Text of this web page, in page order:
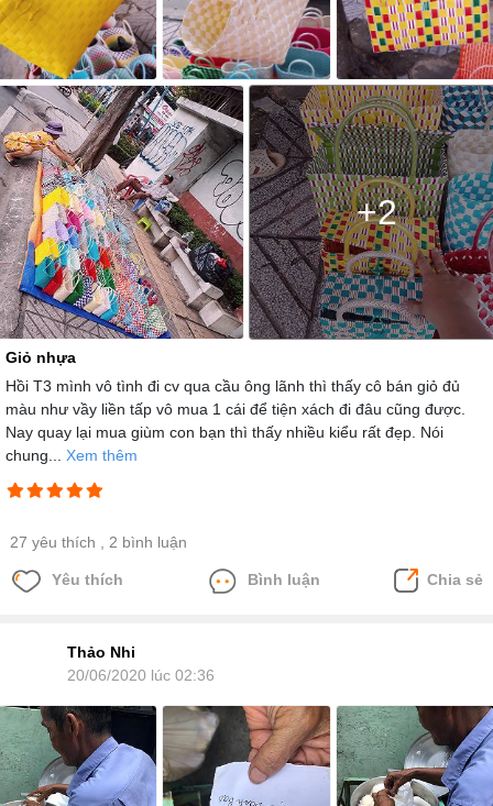
+2
Giỏ nhựa
Hồi T3 mình vô tình đi cv qua cầu ông lãnh thì thấy cô bán giỏ đủ
màu như vầy liền tấp vô mua 1 cái để tiện xách đi đâu cũng được.
Nay quay lại mua giùm con bạn thì thấy nhiều kiểu rất đẹp. Nói
chung... Xem thêm
27 yêu thích , 2 bình luận
Yêu thích Bình luận Chia sẻ
Thảo Nhi
20/06/2020 lúc 02:36